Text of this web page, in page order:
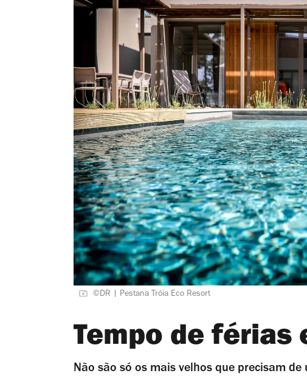
©DR | Pestana Tróia Eco Resort
Tempo de férias
Não são só os mais velhos que precisam